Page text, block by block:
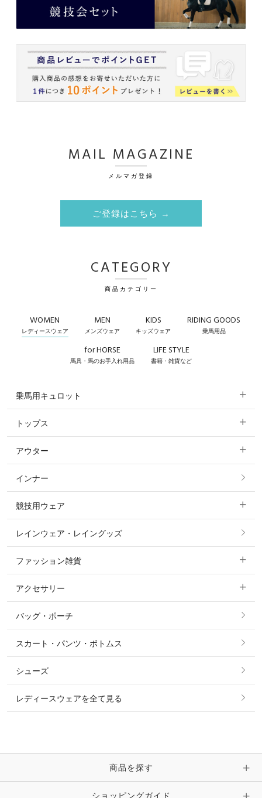
MAIL MAGAZINE
メルマガ登録
ご登録はこちら →
CATEGORY
商品カテゴリー
WOMEN
レディースウェア
MEN
メンズウェア
KIDS
キッズウェア
RIDING GOODS
乗馬用品
for HORSE
馬具・馬のお手入れ用品
LIFE STYLE
書籍・雑貨など
乗馬用キュロット
すべてのキュロット
フルグリップ・尻革 キュロット
ニーグリップ・膝革 キュロット
トップス
すべてのトップス
ポロシャツ
カットソー・Tシャツ・タンクトップ
パーカー・トレーナー・スウェット
ニット・セーター
シャツ・ブラウス・ワンピース
アウター
すべてのアウター
コート
ジャケット・ブルゾン
その他 アウター
インナー
競技用ウェア
すべての競技用ウェア
ショージャケット
ショーシャツ
レインウェア・レイングッズ
ファッション雑貨
すべてのファッション雑貨
ソックス
ベルト
マフラー・スカーフ・ストール・スヌード
時計・財布・キーケース・革小物
アクセサリー
すべてのアクセサリー
リング
ピアス・イヤリング
ピン・ブローチ・コサージュ
バッグ・ポーチ
スカート・パンツ・ボトムス
シューズ
レディースウェアを全て見る
商品を探す
ショッピングガイド